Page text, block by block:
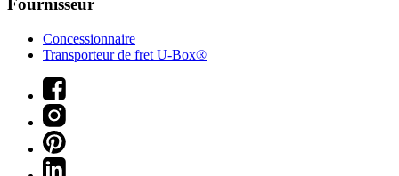
Fournisseur
Concessionnaire
Transporteur de fret U-Box®